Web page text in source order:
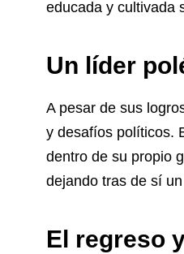
educada y cultivada
Un líder
A pesar de sus
y desafíos políticos.
dentro de su propio
dejando tras de sí
El regreso